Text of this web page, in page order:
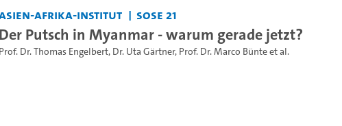
Afrika-Institut SoSe 21
Der Putsch in Myanmar - warum gerade jetzt?
Prof. Dr. Thomas Engelbert, Dr. Uta Gärtner, Prof. Dr. Marco Bünteet al.